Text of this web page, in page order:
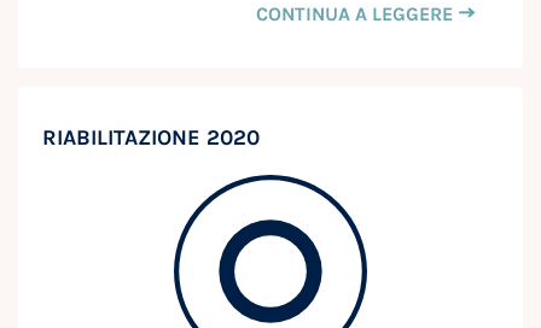
CONTINUA A LEGGERE
RIABILITAZIONE 2020